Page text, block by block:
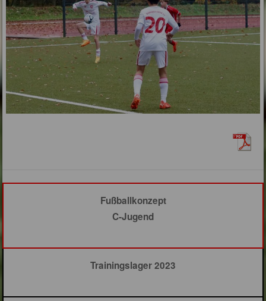
Fußballkonzept
C-Jugend
Trainingslager 2023